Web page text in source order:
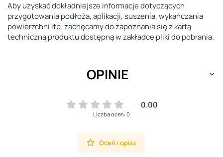
Aby uzyskać dokładniejsze informacje dotyczących
przygotowania podłoża, aplikacji, suszenia, wykańczania
powierzchni itp. zachęcamy do zapoznania się z kartą
techniczną produktu dostępną w zakładce pliki do pobrania.
OPINIE
0.00
Liczba ocen: 0
Oceń i opisz